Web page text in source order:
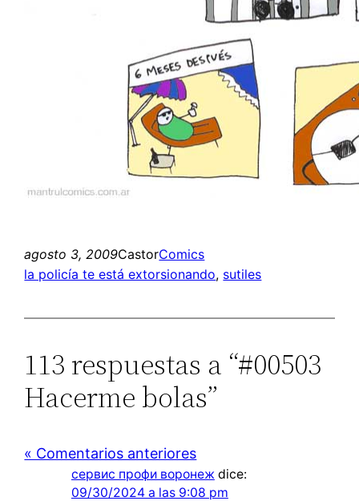
agosto 3, 2009CastorComics
la policía te está extorsionando, sutiles
113 respuestas a “#00503
Hacerme bolas”
« Comentarios anteriores
сервис профи воронеж dice:
09/30/2024 a las 9:08 pm